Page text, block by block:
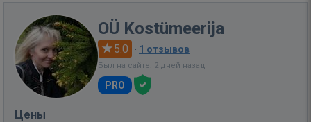
OÜ Kostümeerija
5.0 · 1 отзывов
Был на сайте: 2 дней назад
PRO
Цены